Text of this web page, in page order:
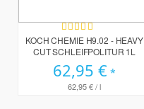
Bewertung:
100%
KOCH CHEMIE H9.02 - HEAVY
CUT SCHLEIFPOLITUR 1L
62,95 €
62,95 €/ l